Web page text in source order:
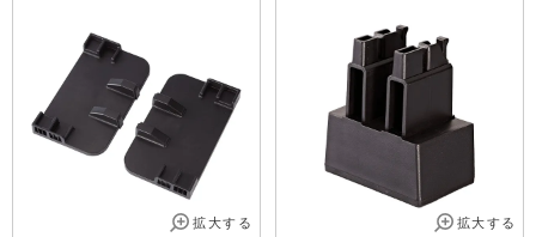
拡大する 拡大する